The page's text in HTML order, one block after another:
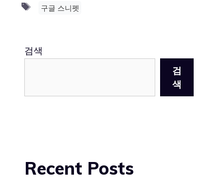
Tags
구글 스니펫
검색
검
색
Recent Posts